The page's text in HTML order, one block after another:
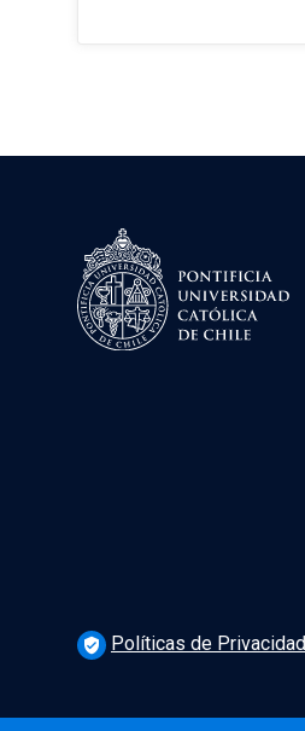
verified_user Políticas de Privacidad